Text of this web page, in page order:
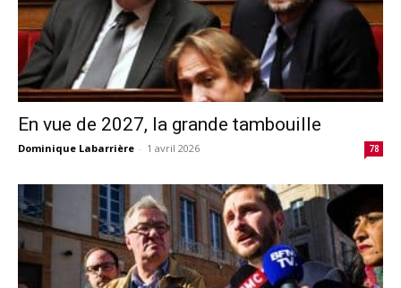
En vue de 2027, la grande tambouille
Dominique Labarrière - 1 avril 2026 78